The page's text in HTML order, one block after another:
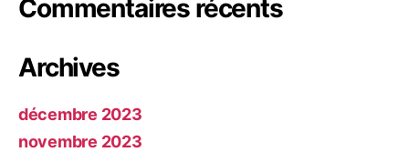
Commentaires récents
Archives
décembre 2023
novembre 2023